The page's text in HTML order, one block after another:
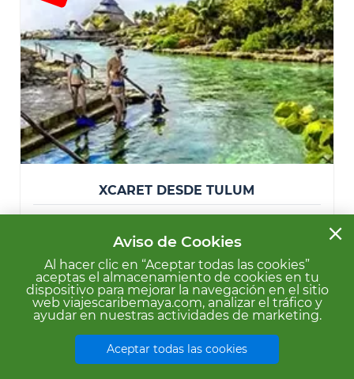
XCARET DESDE TULUM
08:30 am - 21:00 pm info Desde$3,307
Conoce el Parque Xcaret en uno de los destinos más
importantes del mundo, Cancún, disfruta de más de 50
actividades que incluyen ríos subterráneo
...
close
Aviso de Cookies
Al hacer clic en “Aceptar todas las cookies”
aceptas el almacenamiento de cookies en tu
dispositivo para mejorar la navegación en el sitio
web viajescaribemaya.com, analizar el tráfico y
ayudar en nuestras actividades de marketing.
Aceptar todas las cookies